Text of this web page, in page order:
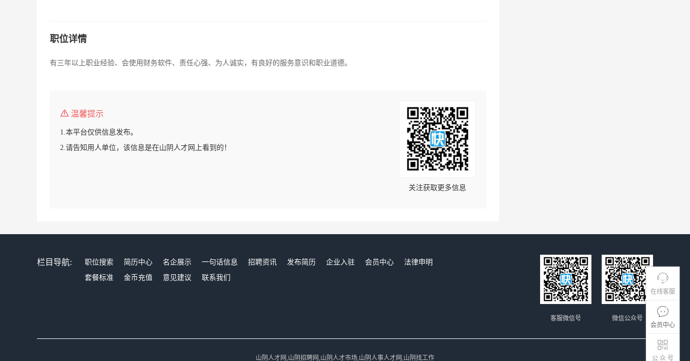
在线客服
会员中心
公 众 号
职位详情
有三年以上职业经验、会使用财务软件、责任心强、为人诚实，有良好的服务意识和职业道德。
温馨提示
1.本平台仅供信息发布。
2.请告知用人单位，该信息是在山阴人才网上看到的！
关注获取更多信息
栏目导航: 职位搜索 简历中心 名企展示 一句话信息 招聘资讯 发布简历 企业入驻 会员中心
法律申明
套餐标准
金币充值 意见建议 联系我们
微信公众号
客服微信号
山阴人才网,山阴招聘网,山阴人才市场,山阴人事人才网,山阴找工作